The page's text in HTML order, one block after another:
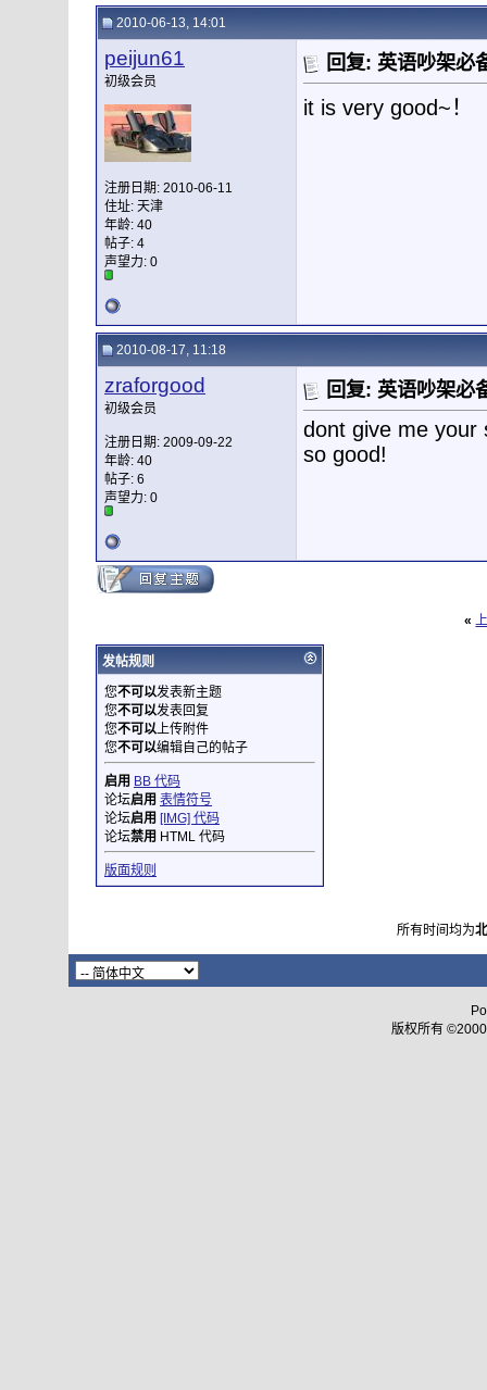
2010-06-13, 14:01
peijun61
初级会员
注册日期: 2010-06-11
住址: 天津
年龄: 40
帖子: 4
声望力: 0
回复: 英语吵架必
it is very good~！
2010-08-17, 11:18
zraforgood
初级会员
注册日期: 2009-09-22
年龄: 40
帖子: 6
声望力: 0
回复: 英语吵架必
dont give me your
so good!
«
发帖规则
您不可以发表新主题
您不可以发表回复
您不可以上传附件
您不可以编辑自己的帖子
启用 BB 代码
论坛启用 表情符号
论坛启用 [IMG] 代码
论坛禁用 HTML 代码
版面规则
所有时间均为
版权所有